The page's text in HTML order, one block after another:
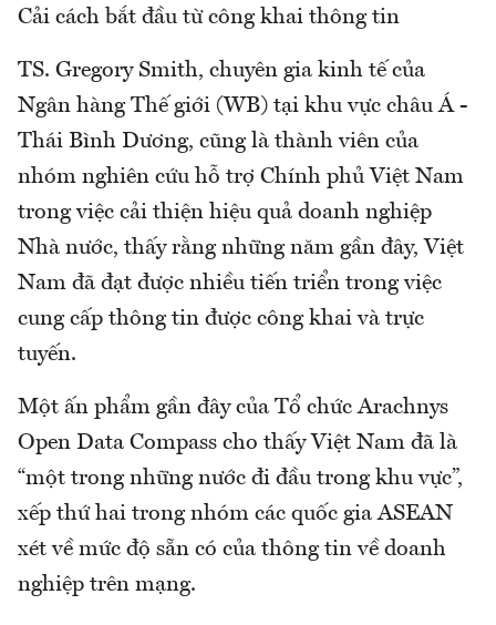
Cải cách bắt đầu từ công khai thông tin
TS. Gregory Smith, chuyên gia kinh tế của
Ngân hàng Thế giới (WB) tại khu vực châu Á -
Thái Bình Dương, cũng là thành viên của
nhóm nghiên cứu hỗ trợ Chính phủ Việt Nam
trong việc cải thiện hiệu quả doanh nghiệp
Nhà nước, thấy rằng những năm gần đây, Việt
Nam đã đạt được nhiều tiến triển trong việc
cung cấp thông tin được công khai và trực
tuyến.
Một ấn phẩm gần đây của Tổ chức Arachnys
Open Data Compass cho thấy Việt Nam đã là
“một trong những nước đi đầu trong khu vực”,
xếp thứ hai trong nhóm các quốc gia ASEAN
xét về mức độ sẵn có của thông tin về doanh
nghiệp trên mạng.